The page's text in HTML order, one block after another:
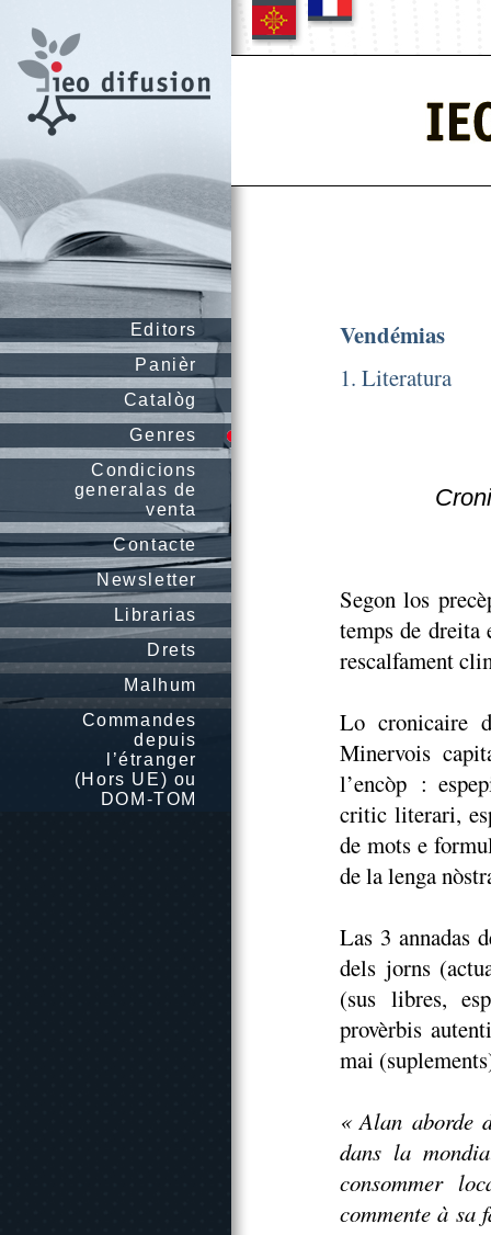
Editors
Panièr
Catalòg
Genres
Condicions
generalas de
venta
Contacte
Newsletter
Librarias
Drets
Malhum
Commandes
depuis
l’étranger
(Hors UE) ou
DOM-TOM
Vendémias
1. Literatura
Segon los
temps de dreita
rescalfament
Lo cronicaire
Minervois
l’encòp :
critic literari,
de mots e
de la lenga
Las 3 annadas
dels jorns
(sus libres,
provèrbis
mai
« Alan aborde
dans la
consommer
commente à sa